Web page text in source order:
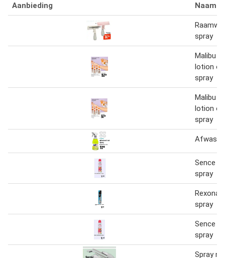
Aanbieding Naam
spray
Malibu
lotion
spray
Malibu
lotion
spray
Sence
spray
Rexona
spray
Sence
spray
Spray